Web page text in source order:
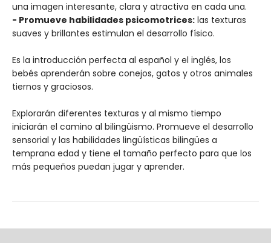
una imagen interesante, clara y atractiva en cada una.
- Promueve habilidades psicomotrices: las texturas
suaves y brillantes estimulan el desarrollo físico.
Es la introducción perfecta al español y el inglés, los
bebés aprenderán sobre conejos, gatos y otros animales
tiernos y graciosos.
Explorarán diferentes texturas y al mismo tiempo
iniciarán el camino al bilingüismo. Promueve el desarrollo
sensorial y las habilidades lingüísticas bilingües a
temprana edad y tiene el tamaño perfecto para que los
más pequeños puedan jugar y aprender.